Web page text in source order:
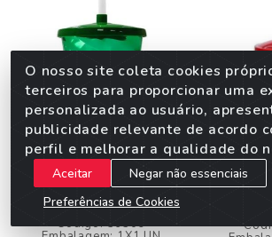
COPO C/CANUDO
TWISTER 300ML VERDE
Código: 36509
COPO
O nosso site coleta cookies
terceiros para proporcionar uma
personalizada ao usuário,
publicidade relevante de acordo
perfil e melhorar a qualidade do
Aceitar
Negar não essenciais
Preferências de Cookies